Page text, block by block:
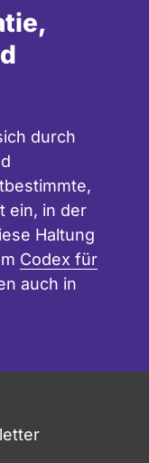
durch
ein, in der
Haltung
Codex für
auch in